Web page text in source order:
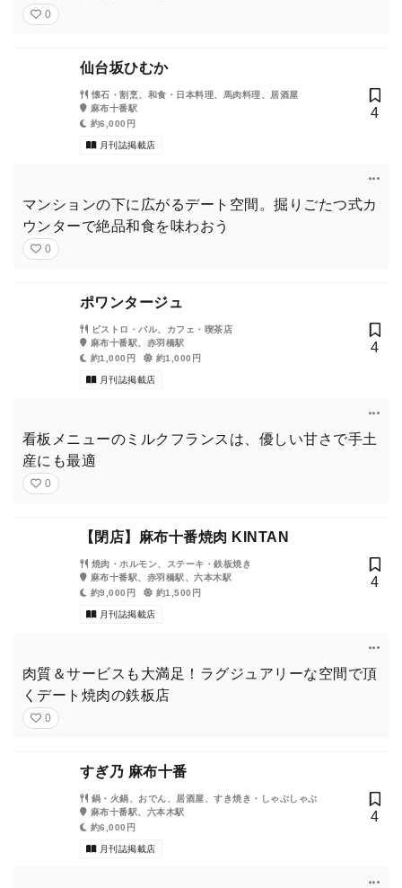
0
仙台坂ひむか
懐石・割烹、和食・日本料理、馬肉料理、居酒屋
麻布十番駅
約6,000円
月刊誌掲載店
4
マンションの下に広がるデート空間。掘りごたつ式カ
ウンターで絶品和食を味わおう
0
ポワンタージュ
ビストロ・バル、カフェ・喫茶店
麻布十番駅、赤羽橋駅
約1,000円
約1,000円
月刊誌掲載店
4
看板メニューのミルクフランスは、優しい甘さで手土
産にも最適
0
【閉店】麻布十番焼肉 KINTAN
焼肉・ホルモン、ステーキ・鉄板焼き
麻布十番駅、赤羽橋駅、六本木駅
約9,000円
約1,500円
月刊誌掲載店
4
肉質＆サービスも大満足！ラグジュアリーな空間で頂
くデート焼肉の鉄板店
0
すぎ乃 麻布十番
鍋・火鍋、おでん、居酒屋、すき焼き・しゃぶしゃぶ
麻布十番駅、六本木駅
約6,000円
月刊誌掲載店
4